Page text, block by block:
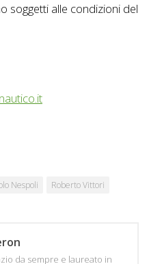
soggetti alle condizioni del
Nespoli Roberto Vittori
da sempre e laureato in